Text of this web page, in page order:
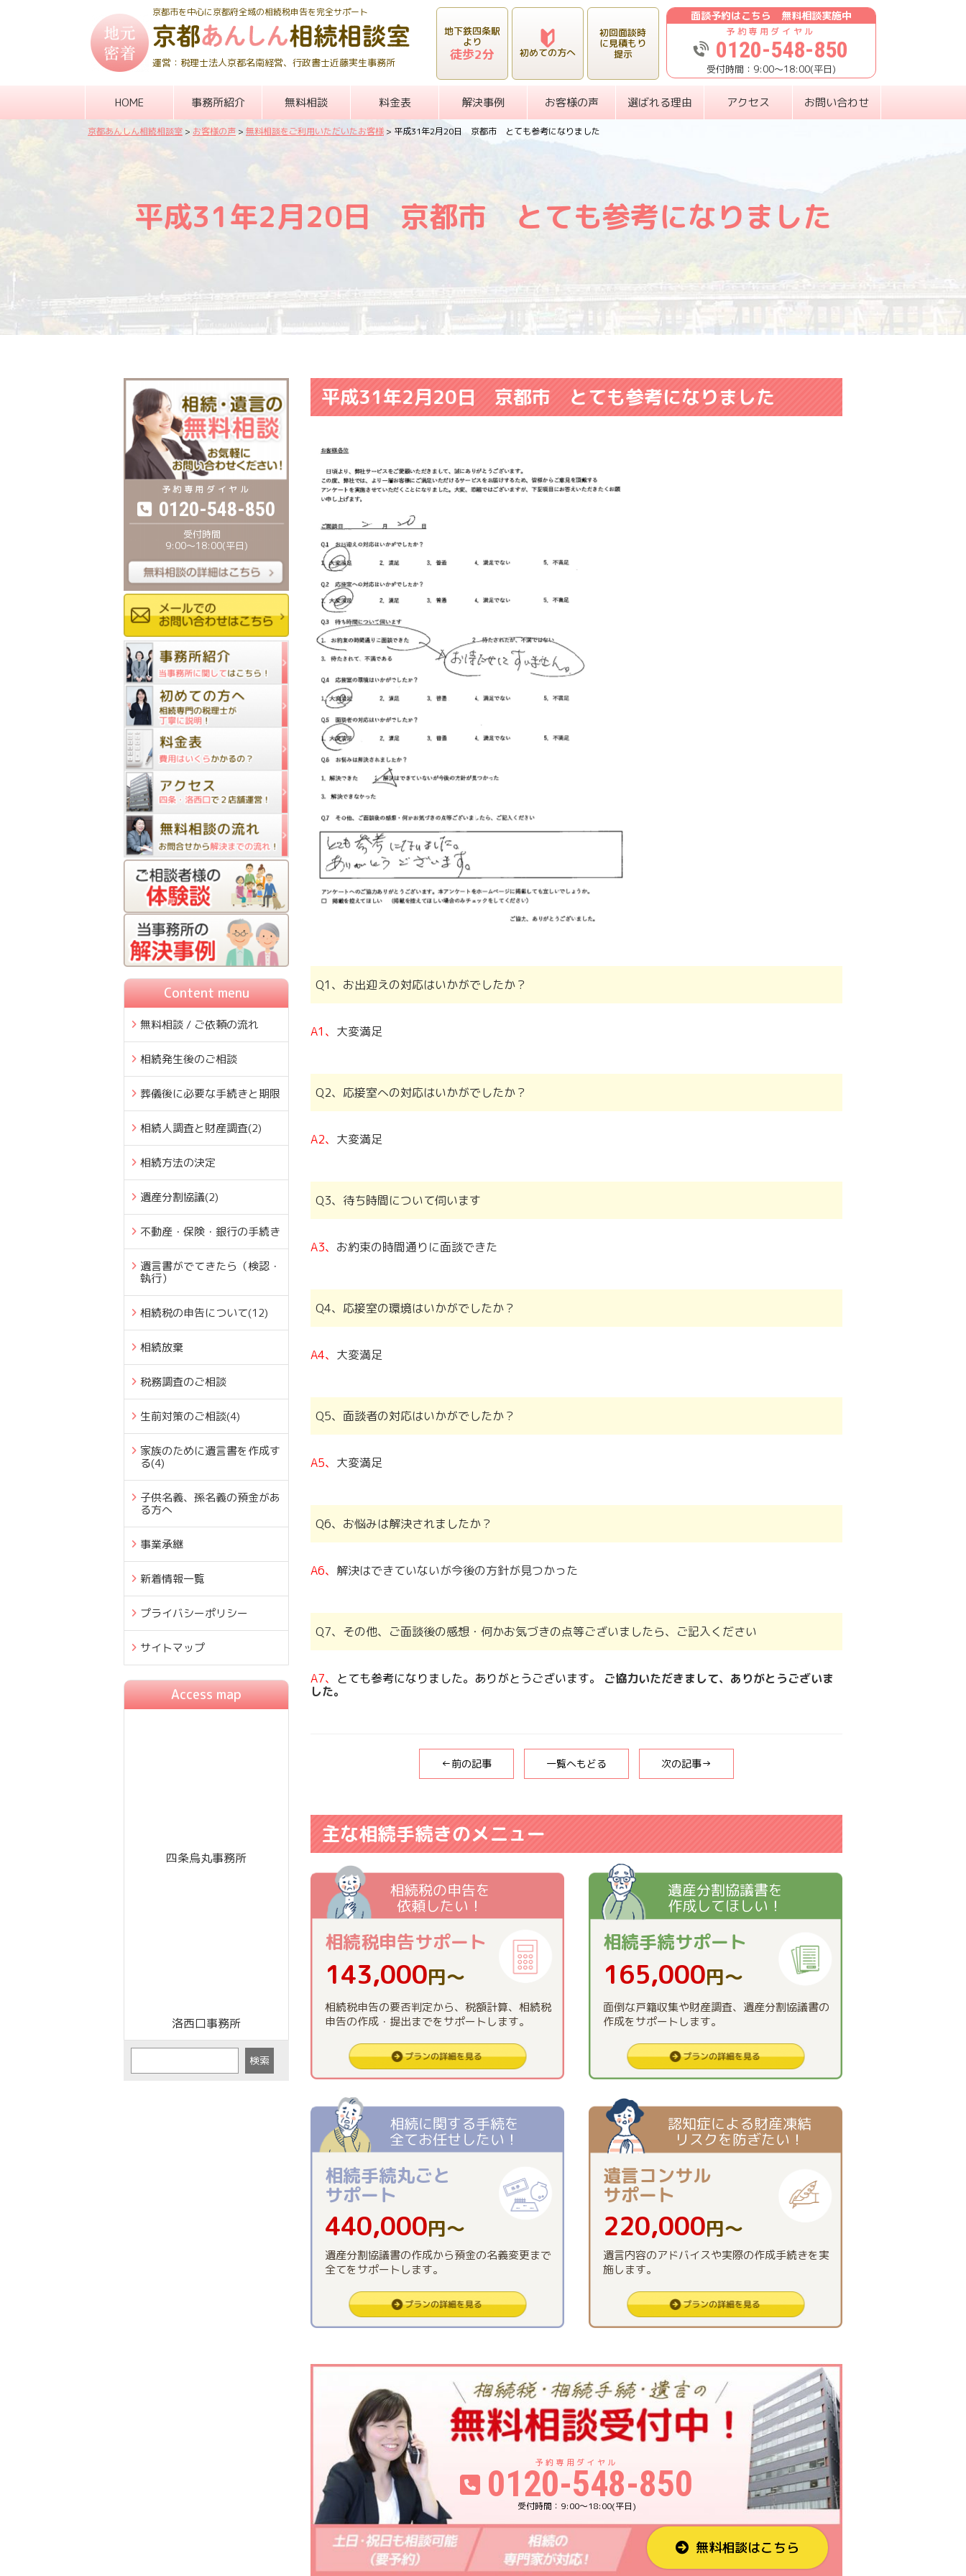
京都市を中心に京都府全域の相続税申告を完全サポート
運営：税理士法人京都名南経営、行政書士近藤実生事務所
地下鉄四条駅
より
徒歩2分 初めての方へ
初回面談時
に見積もり
提示
面談予約はこちら 無料相談実施中
0120-548-850
9:00〜18:00(平日)
HOME 事務所紹介 無料相談 料金表 解決事例 お客様の声 選ばれる理由 アクセス お問い合わせ
京都あんしん相続相談室 > お客様の声 > 無料相談をご利用いただいたお客様 > 平成31年2月20日 京都市 とても参考になりました
平成31年2月20日 京都市 とても参考になりました
平成31年2月20日 京都市 とても参考になりました
Q1、お出迎えの対応はいかがでしたか？
A1、 大変満足
Q2、応接室への対応はいかがでしたか？
A2、 大変満足
Q3、待ち時間について伺います
A3、 お約束の時間通りに面談できた
Q4、応接室の環境はいかがでしたか？
A4、 大変満足
Q5、面談者の対応はいかがでしたか？
A5、 大変満足
Q6、お悩みは解決されましたか？
A6、 解決はできていないが今後の方針が見つかった
Q7、その他、ご面談後の感想・何かお気づきの点等ございましたら、ご記入ください
A7、 とても参考になりました。ありがとうございます。
ご協力いただきまして、ありがとうございま
した。
←前の記事 一覧へもどる 次の記事→
主な相続手続きのメニュー
相続税の申告を
依頼したい！
相続税申告サポート
143,000円〜
相続税申告の要否判定から、税額計算、相続税
申告の作成・提出までをサポートします。
遺産分割協議書を
作成してほしい！
相続手続サポート
165,000円〜
面倒な戸籍収集や財産調査、遺産分割協議書の
作成をサポートします。
相続に関する手続を
全てお任せしたい！
相続手続丸ごと
サポート
440,000円〜
遺産分割協議書の作成から預金の名義変更まで
全てをサポートします。
認知症による財産凍結
リスクを防ぎたい！
遺言コンサル
サポート
220,000円〜
遺言内容のアドバイスや実際の作成手続きを実
施します。
0120-548-850
9:00〜18:00(平日)
無料相談はこちら
0120-548-850
9:00〜18:00(平日)
Content menu
無料相談 / ご依頼の流れ
相続発生後のご相談
葬儀後に必要な手続きと期限
相続人調査と財産調査(2)
相続方法の決定
遺産分割協議(2)
不動産・保険・銀行の手続き
遺言書がでてきたら（検認・
執行）
相続税の申告について(12)
相続放棄
税務調査のご相談
生前対策のご相談(4)
家族のために遺言書を作成す
る(4)
子供名義、孫名義の預金があ
る方へ
事業承継
新着情報一覧
プライバシーポリシー
サイトマップ
Access map
四条烏丸事務所
洛西口事務所
検索